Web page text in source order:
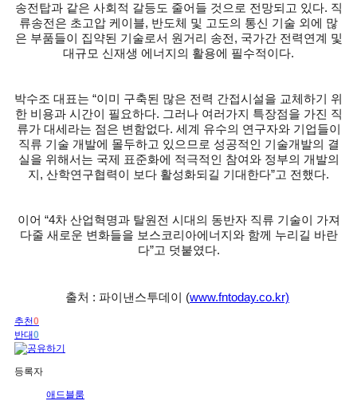
송전탑과 같은 사회적 갈등도 줄어들 것으로 전망되고 있다. 직
류송전은 초고압 케이블, 반도체 및 고도의 통신 기술 외에 많
은 부품들이 집약된 기술로서 원거리 송전, 국가간 전력연계 및
대규모 신재생 에너지의 활용에 필수적이다.
박수조 대표는 “이미 구축된 많은 전력 간접시설을 교체하기 위
한 비용과 시간이 필요하다. 그러나 여러가지 특장점을 가진 직
류가 대세라는 점은 변함없다. 세계 유수의 연구자와 기업들이
직류 기술 개발에 몰두하고 있으므로 성공적인 기술개발의 결
실을 위해서는 국제 표준화에 적극적인 참여와 정부의 개발의
지, 산학연구협력이 보다 활성화되길 기대한다”고 전했다.
이어 “4차 산업혁명과 탈원전 시대의 동반자 직류 기술이 가져
다줄 새로운 변화들을 보스코리아에너지와 함께 누리길 바란
다”고 덧붙였다.
출처 : 파이낸스투데이 (www.fntoday.co.kr)
추천0
반대0
등록자
애드블룸